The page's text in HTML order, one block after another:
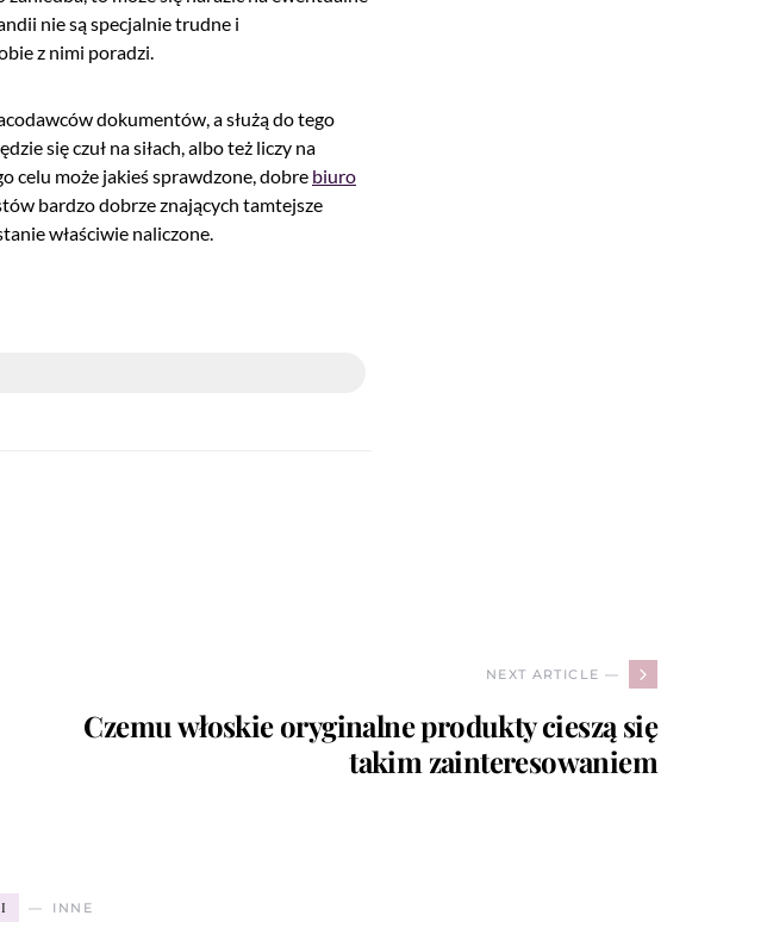
nie są specjalnie trudne i
z nimi poradzi.
dokumentów, a służą do tego
się czuł na siłach, albo też liczy na
celu może jakieś sprawdzone, dobre biuro
bardzo dobrze znających tamtejsze
właściwie naliczone.
NEXT ARTICLE —
Czemu włoskie oryginalne produkty cieszą się
takim zainteresowaniem
I INNE